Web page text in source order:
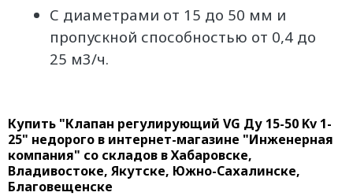
С диаметрами от 15 до 50 мм и
пропускной способностью от 0,4 до
25 м3/ч.
Купить "Клапан регулирующий VG Ду 15-50 Kv 1-
25" недорого в интернет-магазине "Инженерная
компания" со складов в Хабаровске,
Владивостоке, Якутске, Южно-Сахалинске,
Благовещенске